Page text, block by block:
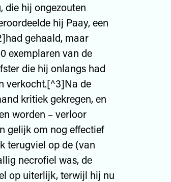
die hij ongezouten
hij Paay, een
gehaald, maar
exemplaren van de
die hij onlangs had
verkocht.[^3]Na de
kritiek gekregen, en
worden – verloor
gelijk om nog effectief
terugviel op de (van
necrofiel was, de
op uiterlijk, terwijl hij nu